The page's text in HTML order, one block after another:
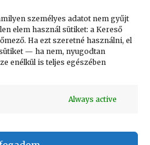
személyes adatot nem gyűjt
elem használ sütiket: a Kereső
Ha ezt szeretné használni, el
— ha nem, nyugodtan
enélkül is teljes egészében
Always active
2026.06.04. 10:40
2026.06.04.